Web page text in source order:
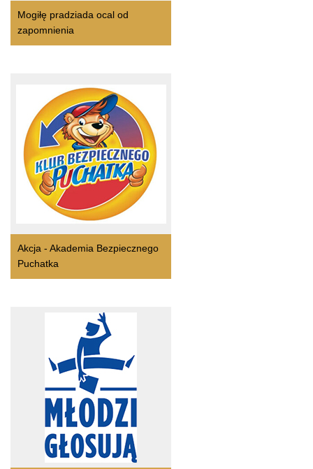
Mogiłę pradziada ocal od
zapomnienia
Akcja - Akademia Bezpiecznego
Puchatka